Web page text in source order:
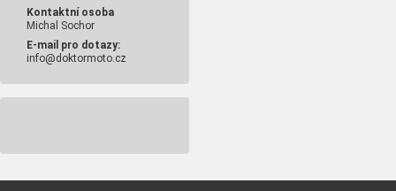
Kontaktní osoba
Michal Sochor
E-mail pro dotazy:
info@doktormoto.cz